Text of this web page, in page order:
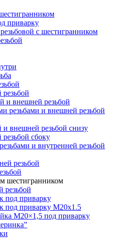
приварку
с шестигранником
и внешней резьбой
резьбами и внешней резьбой
внешней резьбой снизу
сбоку
и внутренней резьбой
резьбой
шестигранником
резьбой
под приварку
под приварку М20х1.5
M20×1,5 под приварку